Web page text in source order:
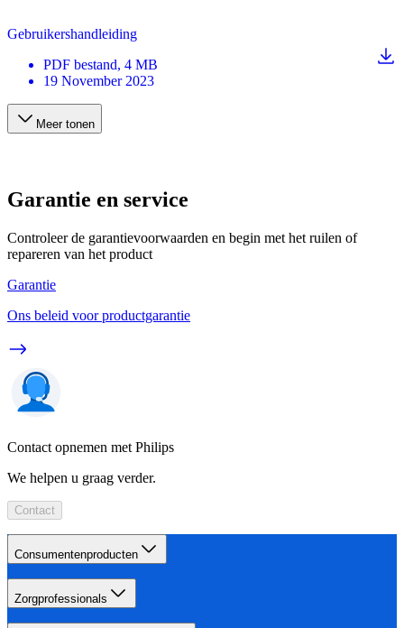
Gebruikershandleiding
PDF bestand, 4 MB
19 November 2023
Meer tonen
Garantie en service
Controleer de garantievoorwaarden en begin met het ruilen of
repareren van het product
Garantie
Ons beleid voor productgarantie
Contact opnemen met Philips
We helpen u graag verder.
Contact
Consumentenproducten
Zorgprofessionals